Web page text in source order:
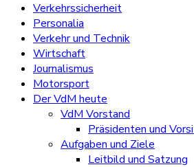
Verkehrssicherheit
Personalia
Verkehr und Technik
Wirtschaft
Journalismus
Motorsport
Der VdM heute
VdM Vorstand
Präsidenten und
Aufgaben und Ziele
Leitbild und Satzung